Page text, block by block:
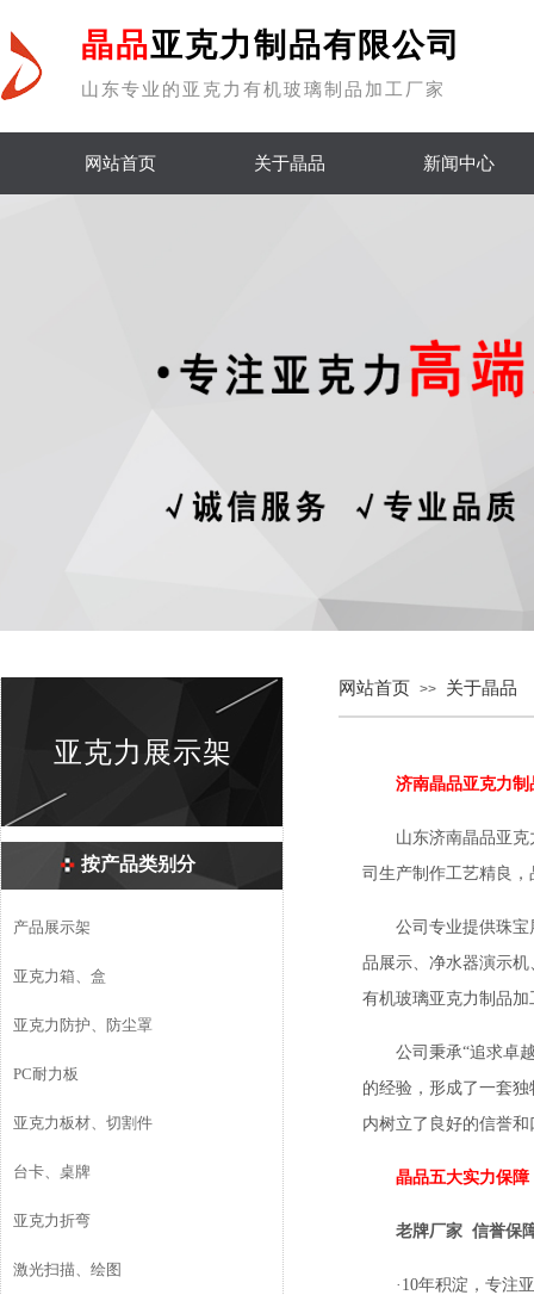
晶品亚克力制品有限公司
山东专业的亚克力有机玻璃制品加工厂家
网站首页 关于晶品 新闻中心
网站首页 >> 关于晶品
亚克力展示架
济南晶品亚克力
山东济南晶品亚
司生产制作工艺精良
公司专业提供珠
品展示、净水器演示
有机玻璃亚克力制品加
公司秉承“追求卓
的经验，形成了一套
内树立了良好的信誉和
晶品五大实力保
老牌厂家 信誉保
·10年积淀，专注
按产品类别分
产品展示架
亚克力箱、盒
亚克力防护、防尘罩
PC耐力板
亚克力板材、切割件
台卡、桌牌
亚克力折弯
激光扫描、绘图